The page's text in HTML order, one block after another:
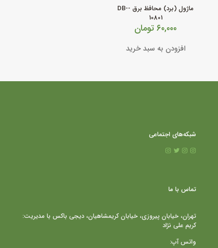
ماژول (برد) محافظ برق -DB-
10801
۶۰,۰۰۰ تومان
افزودن به سبد خرید
شبکه‌های اجتماعی
تماس با ما
تهران، خیابان پیروزی، خیابان کریمشاهیان، دیجی باکس با مدیریت:
کریم علی نژاد
واتس آپ: